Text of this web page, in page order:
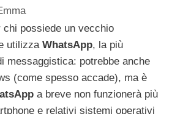
possiede un vecchio
utilizza WhatsApp, la più
messaggistica: potrebbe anche
(come spesso accade), ma è
a breve non funzionerà più
e relativi sistemi operativi